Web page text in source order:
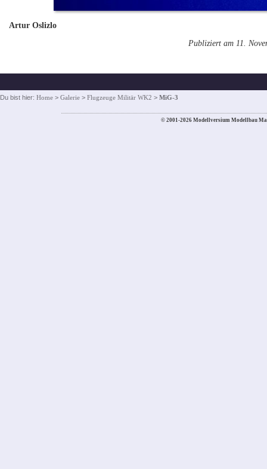
Artur Oslizlo
Publiziert am 11.
Du bist hier: Home > Galerie > Flugzeuge Militär WK2 > MiG-3
© 2001-2026 Modellversium Modellbau